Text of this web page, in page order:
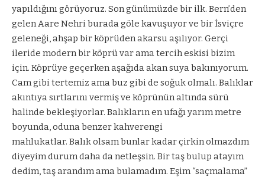
yapıldığını görüyoruz. Son günümüzde bir ilk. Bern’den
gelen Aare Nehri burada göle kavuşuyor ve bir İsviçre
geleneği, ahşap bir köprüden akarsu aşılıyor. Gerçi
ileride modern bir köprü var ama tercih eskisi bizim
için. Köprüye geçerken aşağıda akan suya bakınıyorum.
Cam gibi tertemiz ama buz gibi de soğuk olmalı. Balıklar
akıntıya sırtlarını vermiş ve köprünün altında sürü
halinde bekleşiyorlar. Balıkların en ufağı yarım metre
boyunda, oduna benzer kahverengi
mahlukatlar. Balık olsam bunlar kadar çirkin olmazdım
diyeyim durum daha da netleşsin. Bir taş bulup atayım
dedim, taş arandım ama bulamadım. Eşim “saçmalama”